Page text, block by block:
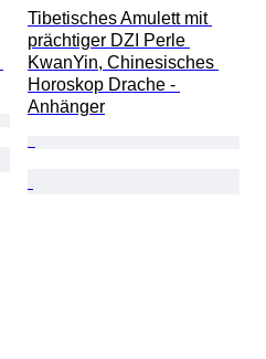
Tibetisches Amulett mit
prächtiger DZI Perle
KwanYin, Chinesisches
Horoskop Drache -
Anhänger